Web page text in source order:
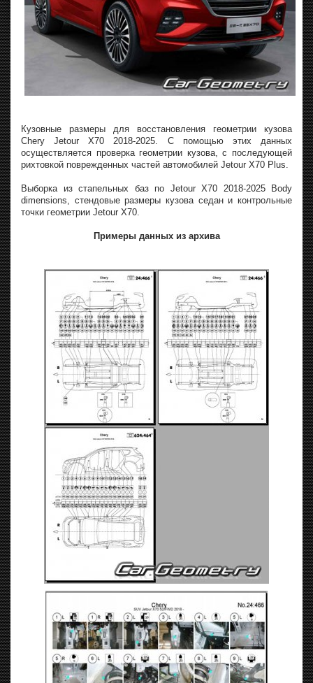
Кузовные размеры для восстановления геометрии кузова
Chery Jetour X70 2018-2025. С помощью этих данных
осуществляется проверка геометрии кузова, с последующей
рихтовкой поврежденных частей автомобилей Jetour X70 Plus.
Выборка из стапельных баз по Jetour X70 2018-2025 Body
dimensions, стендовые размеры кузова седан и контрольные
точки геометрии Jetour X70.
Примеры данных из архива